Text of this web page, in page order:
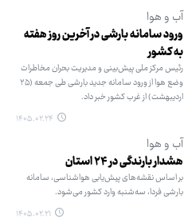
آب و هوا
ورود سامانه بارشی در آخرین روز هفته
به کشور
رئیس مرکز ملی پیش‌بینی و مدیریت بحران مخاطرات
وضع هوا از ورود سامانه جدید بارشی طی جمعه (۲۵
اردیبهشت) از غرب کشور خبر داد.
۱۴۰۵.۰۲.۲۴
آب و هوا
هشدار بارندگی در ۲۴ استان
بر اساس نقشه‌های پیش‌یابی هواشناسی، سامانه
بارشی فردا، سه‌شنبه وارد کشور می‌شود.
۱۴۰۵.۰۲.۲۱